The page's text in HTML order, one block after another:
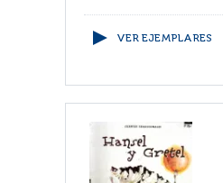
VER EJEMPLARES